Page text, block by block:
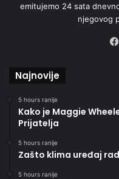
emitujemo 24 sata
njegovog
Najnovije
5 hours ranije
Kako je Maggie
Prijatelja
5 hours ranije
Zašto klima uređaj
5 hours ranije